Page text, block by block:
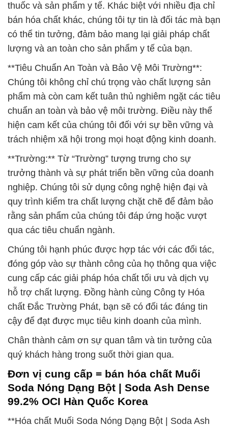
thuốc và sản phẩm y tế. Khác biệt với nhiều địa chỉ
bán hóa chất khác, chúng tôi tự tin là đối tác mà bạn
có thể tin tưởng, đảm bảo mang lại giải pháp chất
lượng và an toàn cho sản phẩm y tế của bạn.
**Tiêu Chuẩn An Toàn và Bảo Vệ Môi Trường**:
Chúng tôi không chỉ chú trọng vào chất lượng sản
phẩm mà còn cam kết tuân thủ nghiêm ngặt các tiêu
chuẩn an toàn và bảo vệ môi trường. Điều này thể
hiện cam kết của chúng tôi đối với sự bền vững và
trách nhiệm xã hội trong mọi hoạt động kinh doanh.
**Trường:** Từ “Trường” tượng trưng cho sự
trưởng thành và sự phát triển bền vững của doanh
nghiệp. Chúng tôi sử dụng công nghệ hiện đại và
quy trình kiểm tra chất lượng chặt chẽ để đảm bảo
rằng sản phẩm của chúng tôi đáp ứng hoặc vượt
qua các tiêu chuẩn ngành.
Chúng tôi hạnh phúc được hợp tác với các đối tác,
đóng góp vào sự thành công của họ thông qua việc
cung cấp các giải pháp hóa chất tối ưu và dịch vụ
hỗ trợ chất lượng. Đồng hành cùng Công ty Hóa
chất Đắc Trường Phát, bạn sẽ có đối tác đáng tin
cậy để đạt được mục tiêu kinh doanh của mình.
Chân thành cảm ơn sự quan tâm và tin tưởng của
quý khách hàng trong suốt thời gian qua.
Đơn vị cung cấp = bán hóa chất Muối
Soda Nóng Dạng Bột | Soda Ash Dense
99.2% OCI Hàn Quốc Korea
**Hóa chất Muối Soda Nóng Dạng Bột | Soda Ash